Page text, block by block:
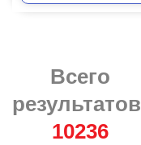
Всего
10236